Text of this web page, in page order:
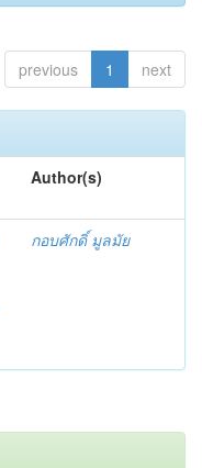
previous 1 next
Author(s)
กอบศักดิ์ มูลมัย